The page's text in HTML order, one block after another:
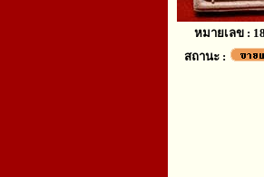
หมายเลข :
สถานะ :